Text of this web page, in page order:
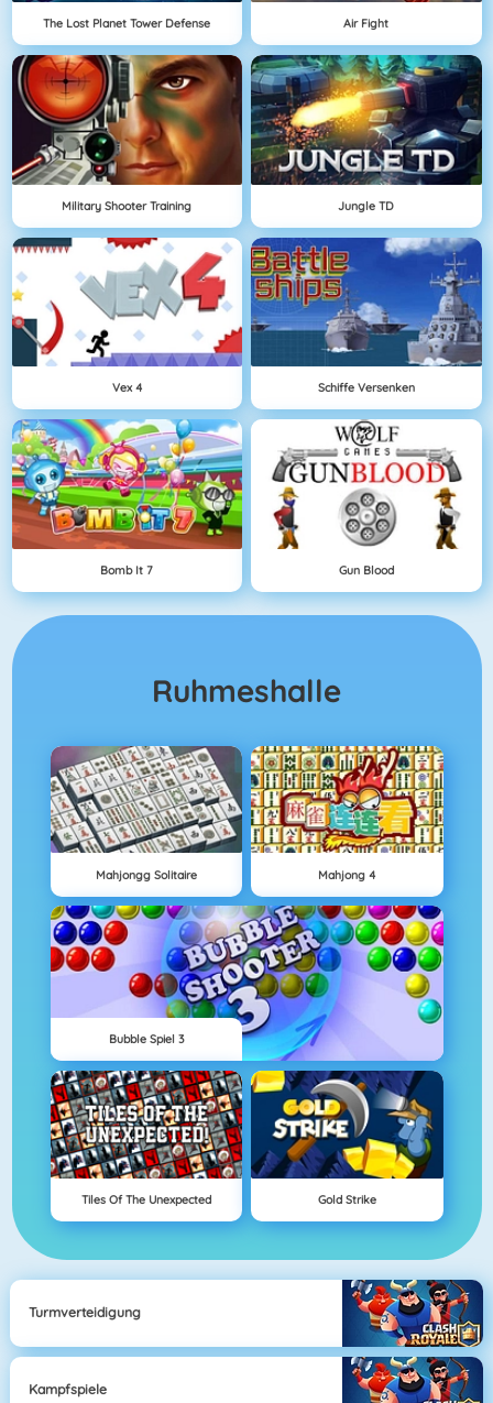
The Lost Planet Tower Defense Air Fight
Military Shooter Training Jungle TD
Vex 4 Schiffe Versenken
Bomb It 7 Gun Blood
Ruhmeshalle
Mahjongg Solitaire Mahjong 4
Bubble Spiel 3
Tiles Of The Unexpected Gold Strike
Turmverteidigung
Kampfspiele